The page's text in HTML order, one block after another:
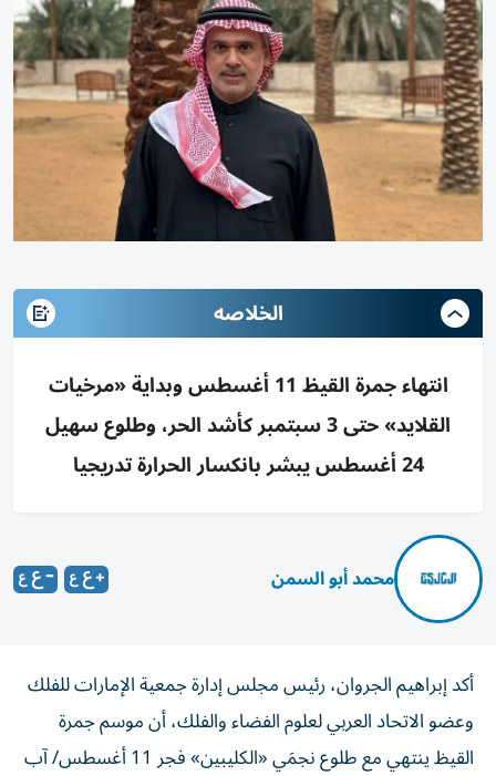
الخلاصه
انتهاء جمرة القيظ 11 أغسطس وبداية «مرخيات
القلايد» حتى 3 سبتمبر كأشد الحر، وطلوع سهيل
24 أغسطس يبشر بانكسار الحرارة تدريجيا
محمد أبو السمن
أكد إبراهيم الجروان، رئيس مجلس إدارة جمعية الإمارات للفلك
وعضو الاتحاد العربي لعلوم الفضاء والفلك، أن موسم جمرة
القيظ ينتهي مع طلوع نجمَي «الكليبين» فجر 11 أغسطس/ آب